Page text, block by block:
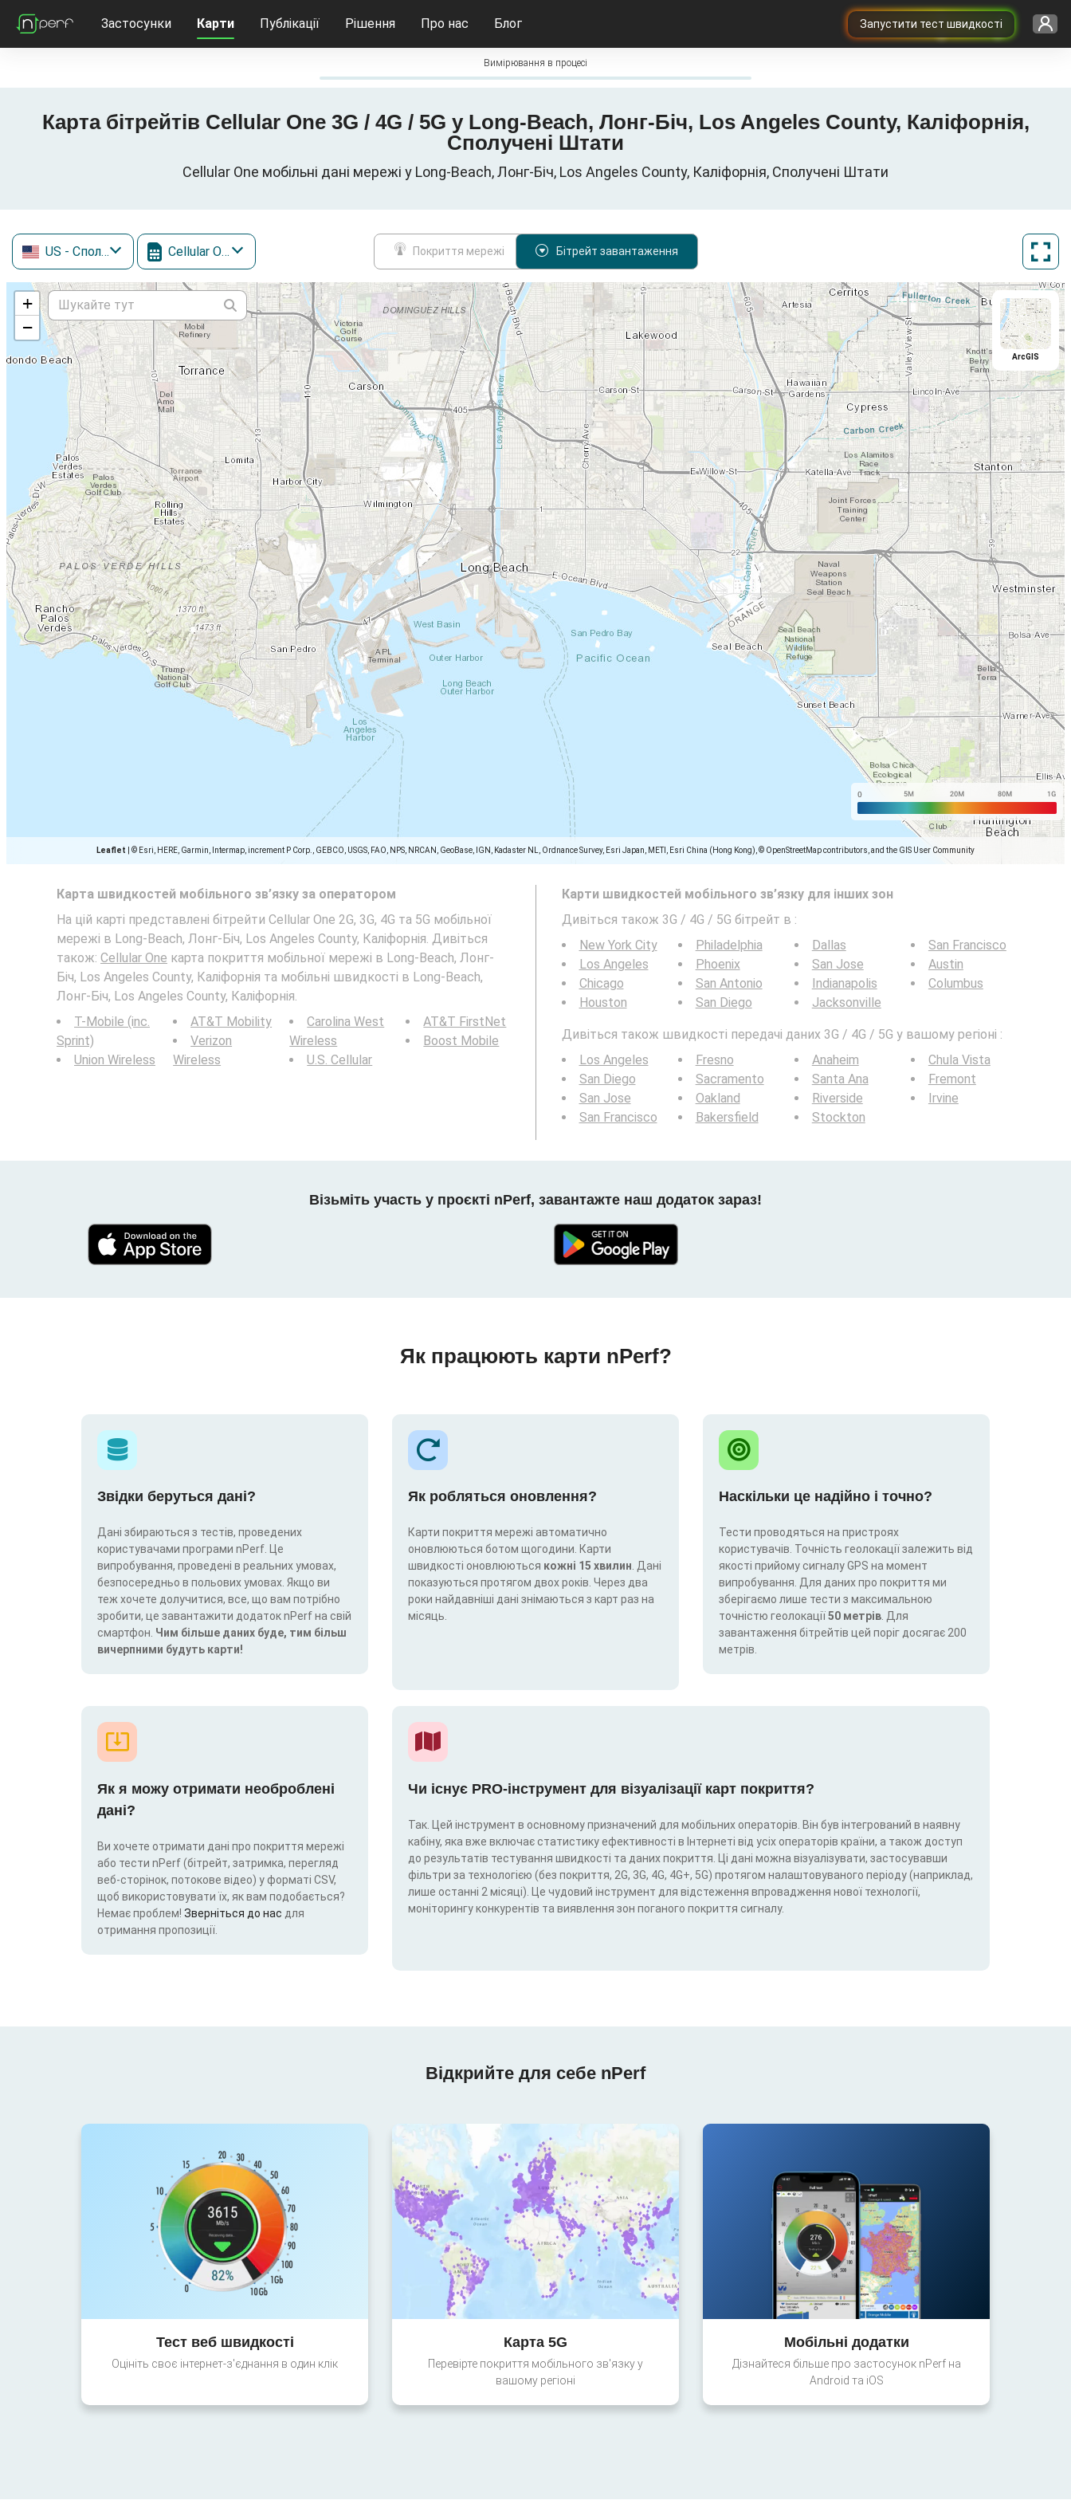
Запустити тест швидкості
Застосунки Карти Публікації Рішення Про нас Блог
Вимірювання в процесі
Карта бітрейтів Cellular One 3G / 4G / 5G у Long-Beach, Лонг-Біч, Los Angeles County, Каліфорнія,
Сполучені Штати
Cellular One мобільні дані мережі у Long-Beach, Лонг-Біч, Los Angeles County, Каліфорнія, Сполучені Штати
US - Сполучені Штати Cellular One Покриття мережі Бітрейт завантаження
+
−
Leaflet © Esri, HERE, Garmin, Intermap, increment P Corp., GEBCO, USGS, FAO, NPS, NRCAN, GeoBase, IGN, Kadaster NL, Ordnance Survey, Esri Japan, METI, Esri China (Hong Kong), © OpenStreetMap contributors, and the GIS User Community
ArcGIS
Карта швидкостей мобільного зв’язку за оператором
На цій карті представлені бітрейти Cellular One 2G, 3G, 4G та 5G мобільної
мережі в Long-Beach, Лонг-Біч, Los Angeles County, Каліфорнія. Дивіться
також: Cellular One карта покриття мобільної мережі в Long-Beach, Лонг-
Біч, Los Angeles County, Каліфорнія та мобільні швидкості в Long-Beach,
Лонг-Біч, Los Angeles County, Каліфорнія.
T-Mobile (inc.
Sprint)
Union Wireless
AT&T Mobility
Verizon
Wireless
Carolina West
Wireless
U.S. Cellular
AT&T FirstNet
Boost Mobile
Карти швидкостей мобільного зв’язку для інших зон
Дивіться також 3G / 4G / 5G бітрейт в :
New York City
Los Angeles
Chicago
Houston
Philadelphia
Phoenix
San Antonio
San Diego
Dallas
San Jose
Indianapolis
Jacksonville
San Francisco
Austin
Columbus
Дивіться також швидкості передачі даних 3G / 4G / 5G у вашому регіоні :
Los Angeles
San Diego
San Jose
San Francisco
Fresno
Sacramento
Oakland
Bakersfield
Anaheim
Santa Ana
Riverside
Stockton
Chula Vista
Fremont
Irvine
Візьміть участь у проєкті nPerf, завантажте наш додаток зараз!
Як працюють карти nPerf?
Звідки беруться дані?
Дані збираються з тестів, проведених
користувачами програми nPerf. Це
випробування, проведені в реальних умовах,
безпосередньо в польових умовах. Якщо ви
теж хочете долучитися, все, що вам потрібно
зробити, це завантажити додаток nPerf на свій
смартфон. Чим більше даних буде, тим більш
вичерпними будуть карти!
Як робляться оновлення?
Карти покриття мережі автоматично
оновлюються ботом щогодини. Карти
швидкості оновлюються кожні 15 хвилин . Дані
показуються протягом двох років. Через два
роки найдавніші дані знімаються з карт раз на
місяць.
Наскільки це надійно і точно?
Тести проводяться на пристроях
користувачів. Точність геолокації залежить від
якості прийому сигналу GPS на момент
випробування. Для даних про покриття ми
зберігаємо лише тести з максимальною
точністю геолокації50 метрів . Для
завантаження бітрейтів цей поріг досягає 200
метрів.
Як я можу отримати необроблені
дані?
Ви хочете отримати дані про покриття мережі
або тести nPerf (бітрейт, затримка, перегляд
веб-сторінок, потокове відео) у форматі CSV,
щоб використовувати їх, як вам подобається?
Немає проблем! Зверніться до нас для
отримання пропозиції.
Чи існує PRO-інструмент для візуалізації карт покриття?
Так. Цей інструмент в основному призначений для мобільних операторів. Він був інтегрований в наявну
кабіну, яка вже включає статистику ефективності в Інтернеті від усіх операторів країни, а також доступ
до результатів тестування швидкості та даних покриття. Ці дані можна візуалізувати, застосувавши
фільтри за технологією (без покриття, 2G, 3G, 4G, 4G+, 5G) протягом налаштовуваного періоду (наприклад,
лише останні 2 місяці). Це чудовий інструмент для відстеження впровадження нової технології,
моніторингу конкурентів та виявлення зон поганого покриття сигналу.
Відкрийте для себе nPerf
Тест веб швидкості
Оцініть своє інтернет-з'єднання в один клік
Карта 5G
Перевірте покриття мобільного зв'язку у
вашому регіоні
Мобільні додатки
Дізнайтеся більше про застосунок nPerf на
Android та iOS